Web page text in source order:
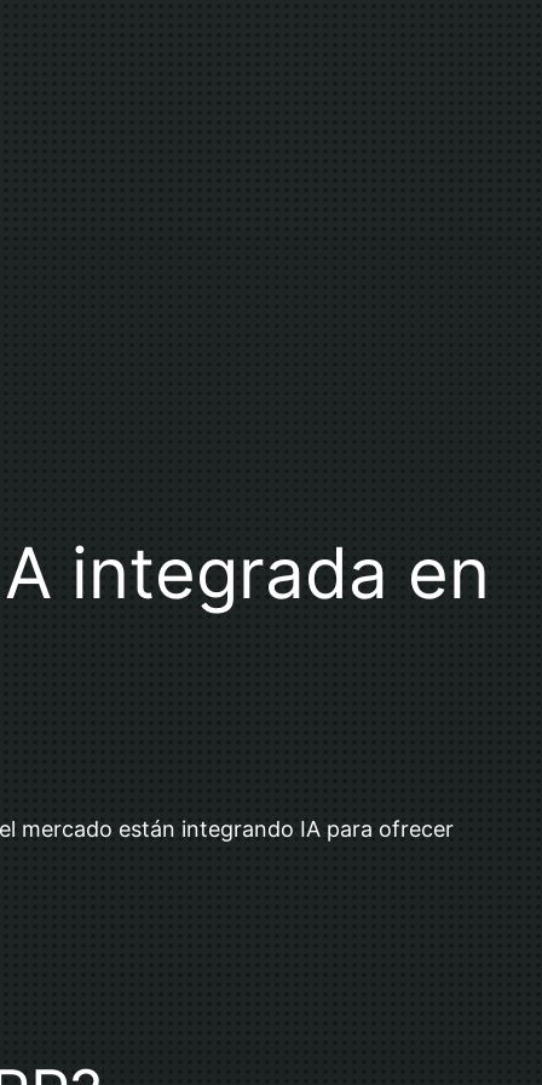
integrada en
mercado están integrando IA para ofrecer